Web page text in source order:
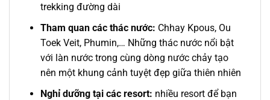
trekking đường dài
Tham quan các thác nước: Chhay Kpous, Ou
Toek Veit, Phumin,… Những thác nước nổi bật
với làn nước trong cùng dòng nước chảy tạo
nên một khung cảnh tuyệt đẹp giữa thiên nhiên
Nghỉ dưỡng tại các resort: nhiều resort để bạn